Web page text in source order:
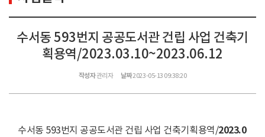
수서동 593번지 공공도서관 건립 사업 건축기
획용역/2023.03.10~2023.06.12
작성자관리자 날짜2023-05-13 09:38:20
수서동 593번지 공공도서관 건립 사업 건축기획용역/2023.0